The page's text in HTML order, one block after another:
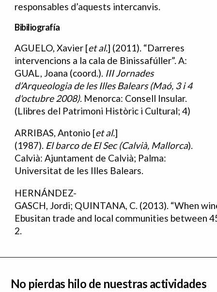
responsables d’aquests intercanvis.
Bibiliografía
Bibliografia
AGUELO, Xavier [et al.] (2011). “Darreres
intervencions a la cala de Binissafúller”. A:
GUAL, Joana (coord.). III Jornades
d’Arqueologia de les Illes Balears (Maó, 3 i 4
d'octubre 2008). Menorca: Consell Insular.
(Llibres del Patrimoni Històric i Cultural; 4)
ARRIBAS, Antonio [et al.]
(1987). El barco de El Sec (Calvià, Mallorca).
Calvià: Ajuntament de Calvià; Palma:
Universitat de les Illes Balears.
HERNÁNDEZ-
GASCH, Jordi; QUINTANA, C. (2013). “When
Ebusitan trade and local communities between
2.
No pierdas hilo de nuestras actividades